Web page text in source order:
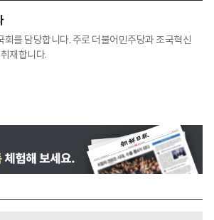
회를 담당합니다. 주로 더불어민주당과 조국혁신
재합니다.